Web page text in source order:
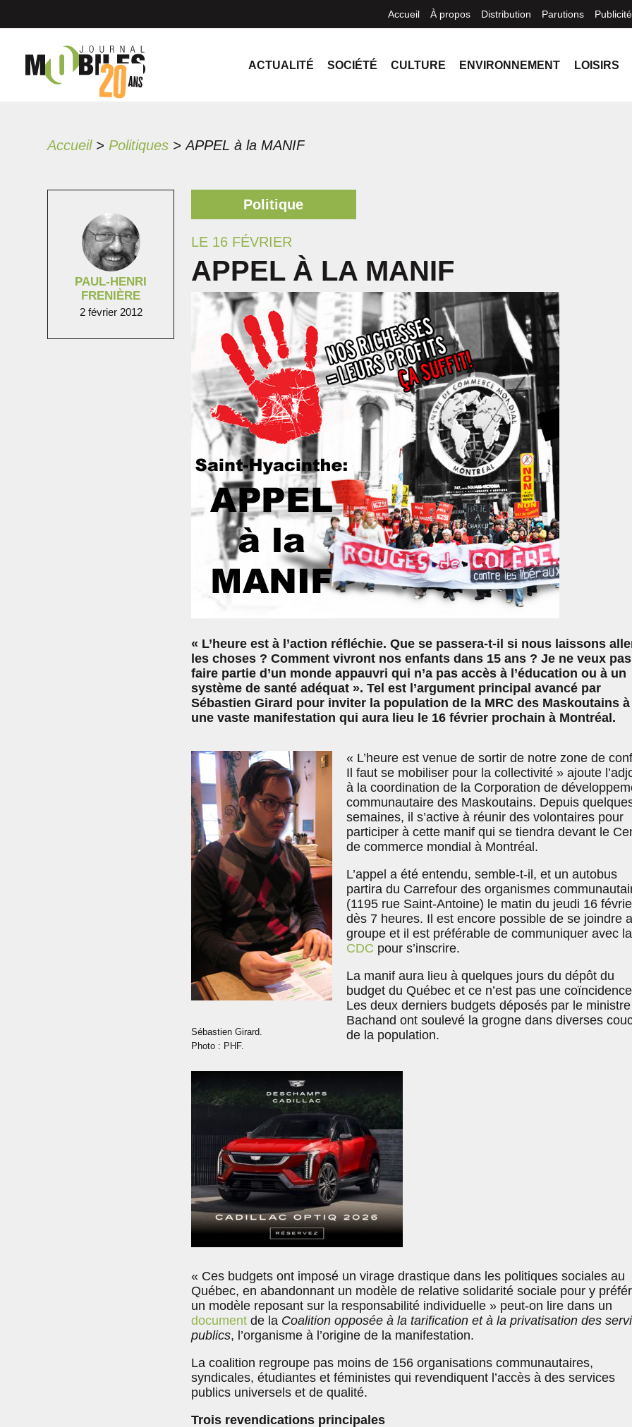
Accueil À propos Distribution Parutions Publicité
ACTUALITÉ SOCIÉTÉ CULTURE ENVIRONNEMENT LOISIRS
Accueil> Politiques >APPEL à la MANIF
PAUL-HENRI
FRENIÈRE
2 février 2012
Politique
LE 16 FÉVRIER
APPEL À LA MANIF
« L’heure est à l’action réfléchie. Que se passera-t-il si nous laissons
les choses ? Comment vivront nos enfants dans 15 ans ? Je ne veux pas
faire partie d’un monde appauvri qui n’a pas accès à l’éducation ou à un
système de santé adéquat ». Tel est l’argument principal avancé par
Sébastien Girard pour inviter la population de la MRC des Maskoutains à
une vaste manifestation qui aura lieu le 16 février prochain à Montréal.
Sébastien Girard.
Photo : PHF.
« L’heure est venue de sortir de notre zone de
Il faut se mobiliser pour la collectivité » ajoute
à la coordination de la Corporation de
communautaire des Maskoutains. Depuis
semaines, il s’active à réunir des volontaires pour
participer à cette manif qui se tiendra devant le
de commerce mondial à Montréal.
L’appel a été entendu, semble-t-il, et un autobus
partira du Carrefour des organismes
(1195 rue Saint-Antoine) le matin du jeudi 16
dès 7 heures. Il est encore possible de se joindre
groupe et il est préférable de communiquer avec la
CDC pour s’inscrire.
La manif aura lieu à quelques jours du dépôt du
budget du Québec et ce n’est pas une
Les deux derniers budgets déposés par le ministre
Bachand ont soulevé la grogne dans diverses
de la population.
« Ces budgets ont imposé un virage drastique dans les politiques sociales au
Québec, en abandonnant un modèle de relative solidarité sociale pour y
un modèle reposant sur la responsabilité individuelle » peut-on lire dans un
documentde la Coalition opposée à la tarification et à la privatisation des
publics, l’organisme à l’origine de la manifestation.
La coalition regroupe pas moins de 156 organisations communautaires,
syndicales, étudiantes et féministes qui revendiquent l’accès à des services
publics universels et de qualité.
Trois revendications principales